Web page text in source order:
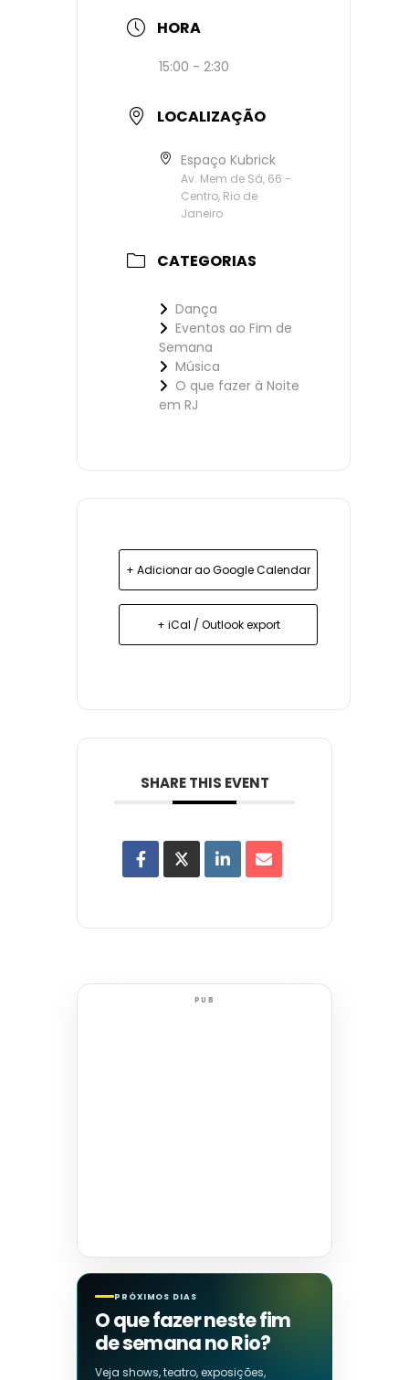
HORA
15:00 - 2:30
LOCALIZAÇÃO
Espaço Kubrick
Av. Mem de Sá, 66 -
Centro, Rio de
Janeiro
CATEGORIAS
Dança
Eventos ao Fim de
Semana
Música
O que fazer à Noite
em RJ
+ Adicionar ao Google Calendar
+ iCal / Outlook export
SHARE THIS EVENT
PUB
PRÓXIMOS DIAS
O que fazer neste fim
de semana no Rio?
Veja shows, teatro, exposições,